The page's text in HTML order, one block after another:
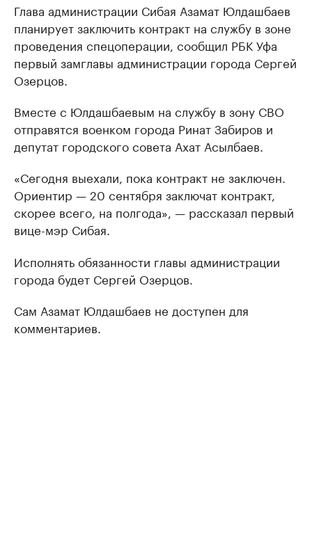
Глава администрации Сибая Азамат Юлдашбаев
планирует заключить контракт на службу в зоне
проведения спецоперации, сообщил РБК Уфа
первый замглавы администрации города Сергей
Озерцов.
Вместе с Юлдашбаевым на службу в зону СВО
отправятся военком города Ринат Забиров и
депутат городского совета Ахат Асылбаев.
«Сегодня выехали, пока контракт не заключен.
Ориентир — 20 сентября заключат контракт,
скорее всего, на полгода», — рассказал первый
вице-мэр Сибая.
Исполнять обязанности главы администрации
города будет Сергей Озерцов.
Сам Азамат Юлдашбаев не доступен для
комментариев.